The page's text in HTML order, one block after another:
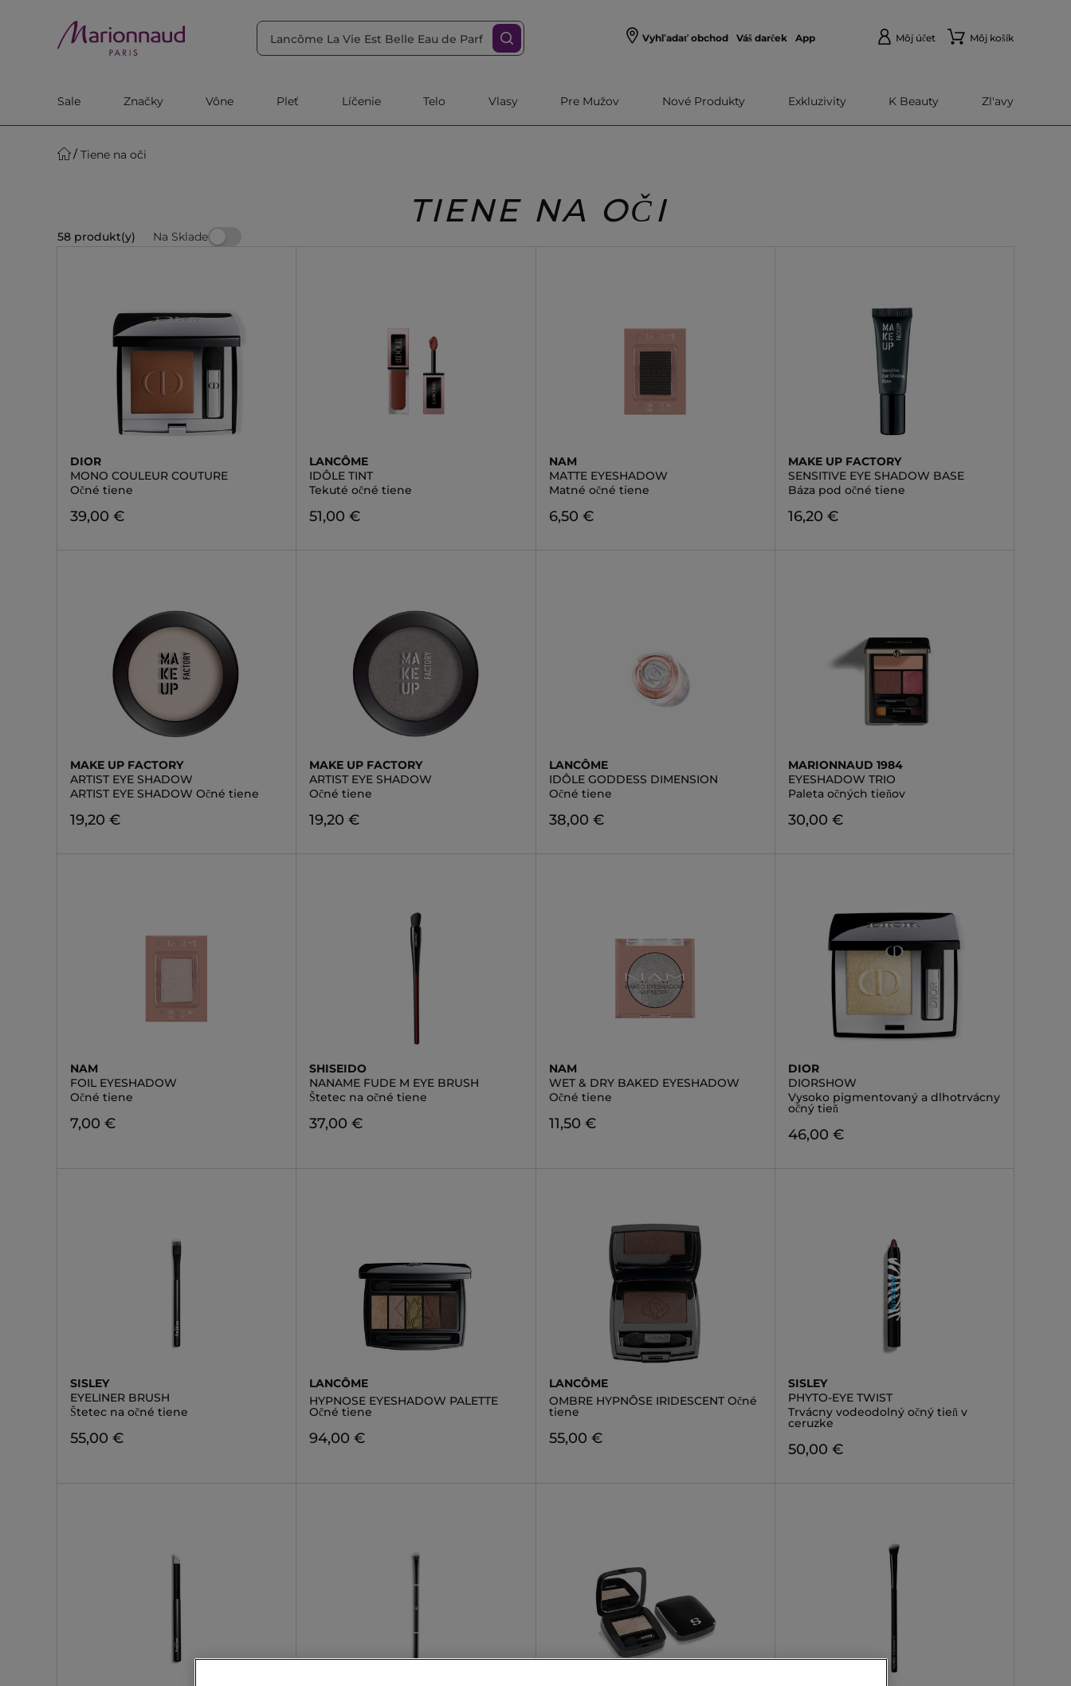
Vyhľadať obchod Váš darček App Môj účet Môj košík
Sale Značky Vône Pleť Líčenie Telo Vlasy Pre Mužov Nové Produkty Exkluzivity K Beauty Zl'avy
Tiene na oči
TIENE NA OČI
58 produkt(y) Na Sklade
DIOR
MONO COULEUR COUTURE
Očné tiene
39,00 €
LANCÔME
IDÔLE TINT
Tekuté očné tiene
51,00 €
NAM
MATTE EYESHADOW
Matné očné tiene
6,50 €
MAKE UP FACTORY
SENSITIVE EYE SHADOW BASE
Báza pod očné tiene
16,20 €
MAKE UP FACTORY
ARTIST EYE SHADOW
ARTIST EYE SHADOW Očné tiene
19,20 €
MAKE UP FACTORY
ARTIST EYE SHADOW
Očné tiene
19,20 €
LANCÔME
IDÔLE GODDESS DIMENSION
Očné tiene
38,00 €
MARIONNAUD 1984
EYESHADOW TRIO
Paleta očných tieňov
30,00 €
NAM
FOIL EYESHADOW
Očné tiene
7,00 €
SHISEIDO
NANAME FUDE M EYE BRUSH
Štetec na očné tiene
37,00 €
NAM
WET & DRY BAKED EYESHADOW
Očné tiene
11,50 €
DIOR
DIORSHOW
Vysoko pigmentovaný a dlhotrvácny
očný tieň
46,00 €
SISLEY
EYELINER BRUSH
Štetec na očné tiene
55,00 €
LANCÔME
HYPNOSE EYESHADOW PALETTE
Očné tiene
94,00 €
LANCÔME
OMBRE HYPNÔSE IRIDESCENT Očné
tiene
55,00 €
SISLEY
PHYTO-EYE TWIST
Trvácny vodeodolný očný tieň v
ceruzke
50,00 €